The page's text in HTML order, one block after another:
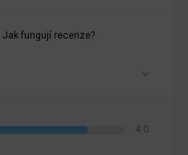
Jak fungují recenze?
4.0